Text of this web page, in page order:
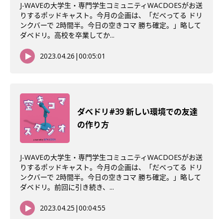
J-WAVEの大学生・専門学生コミュニティWACDOESがお送
りするポッドキャスト。今月の企画は、「だべってる ドリ
ンクバーで 2時間半。今日の空きコマ 勝ち確定。」略して
ダベドリ。高校を卒業してか...
2023.04.26 |00:05:01
ダべドリ#39 新しい環境での友達
の作り方
J-WAVEの大学生・専門学生コミュニティWACDOESがお送
りするポッドキャスト。今月の企画は、「だべってる ドリ
ンクバーで 2時間半。今日の空きコマ 勝ち確定。」略して
ダベドリ。前回に引き続き、...
2023.04.25 |00:04:55